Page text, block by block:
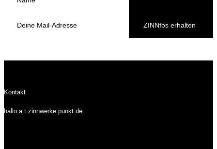
ZINNfos erhalten
Kontakt
hallo a t zinnwerke punkt de